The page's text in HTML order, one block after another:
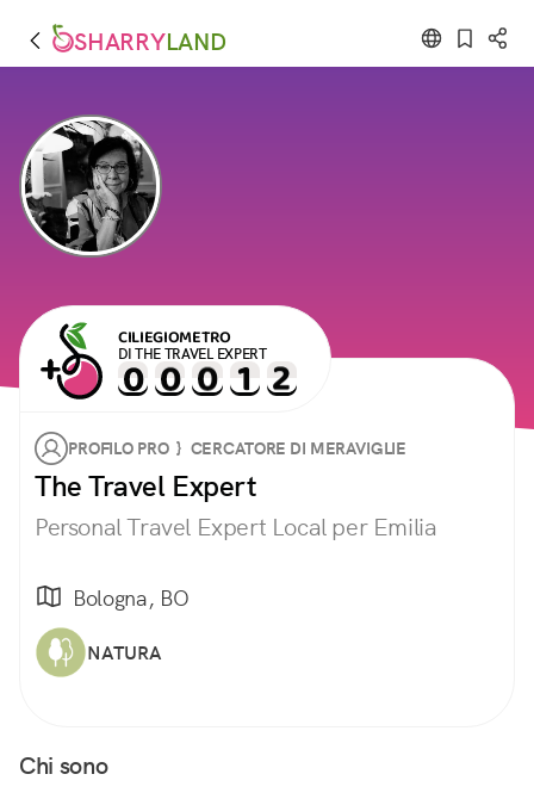
SHARRYLAND
CILIEGIOMETRO
DI THE TRAVEL EXPERT
PROFILO PRO } CERCATORE DI MERAVIGLIE
The Travel Expert
Personal Travel Expert Local per Emilia
Bologna, BO
NATURA
Chi sono